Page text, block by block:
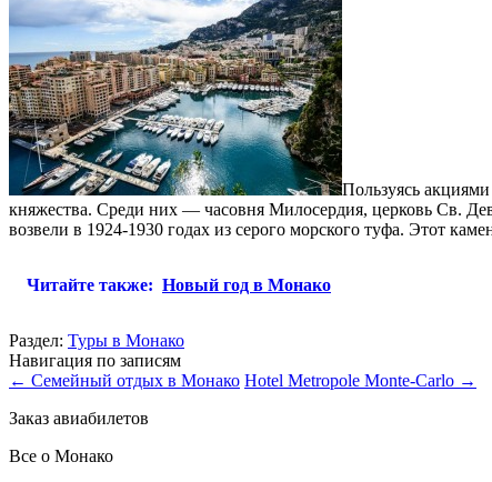
Пользуясь
княжества. Среди них — часовня Милосердия, церковь Св.
возвели в 1924-1930 годах из серого морского туфа. Этот
Читайте также: Новый год в Монако
Раздел: Туры в Монако
Навигация по записям
← Семейный отдых в Монако Hotel Metropole Monte-Carlo →
Заказ авиабилетов
Все о Монако